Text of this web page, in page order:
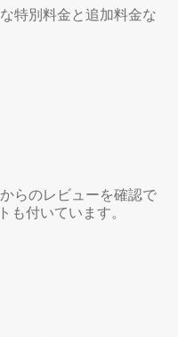
特別料金と追加料金な
らのレビューを確認で
も付いています。